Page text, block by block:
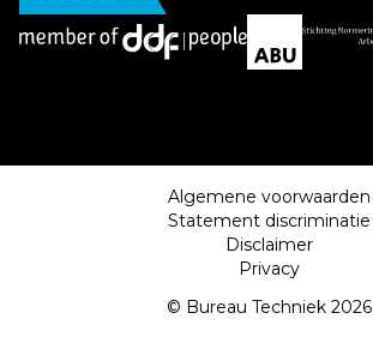
Algemene voorwaarden
Statement discriminatie
Disclaimer
Privacy
© Bureau Techniek 2026